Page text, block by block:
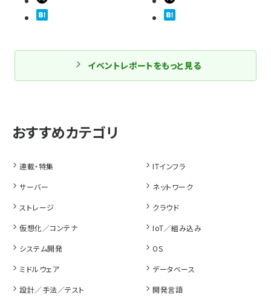
イベントレポートをもっと見る
連載・特集
ITインフラ
サーバー
ネットワーク
ストレージ
クラウド
仮想化／コンテナ
IoT／組み込み
システム開発
OS
ミドルウェア
データベース
設計／手法／テスト
開発言語